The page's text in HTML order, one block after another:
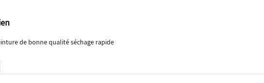
de bonne qualité séchage rapide